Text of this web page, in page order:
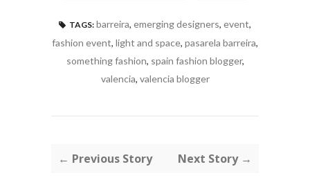
TAGS: barreira, emerging designers, event,
fashion event, light and space, pasarela barreira,
something fashion, spain fashion blogger,
valencia, valencia blogger
← Previous Story Next Story →